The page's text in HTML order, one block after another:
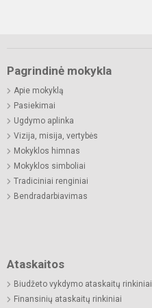
Pagrindinė mokykla
Apie mokyklą
Pasiekimai
Ugdymo aplinka
Vizija, misija, vertybės
Mokyklos himnas
Mokyklos simboliai
Tradiciniai renginiai
Bendradarbiavimas
Ataskaitos
Biudžeto vykdymo ataskaitų rinkiniai
Finansinių ataskaitų rinkiniai